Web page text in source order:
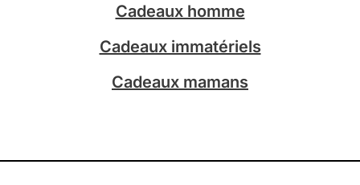
Cadeaux homme
Cadeaux immatériels
Cadeaux mamans